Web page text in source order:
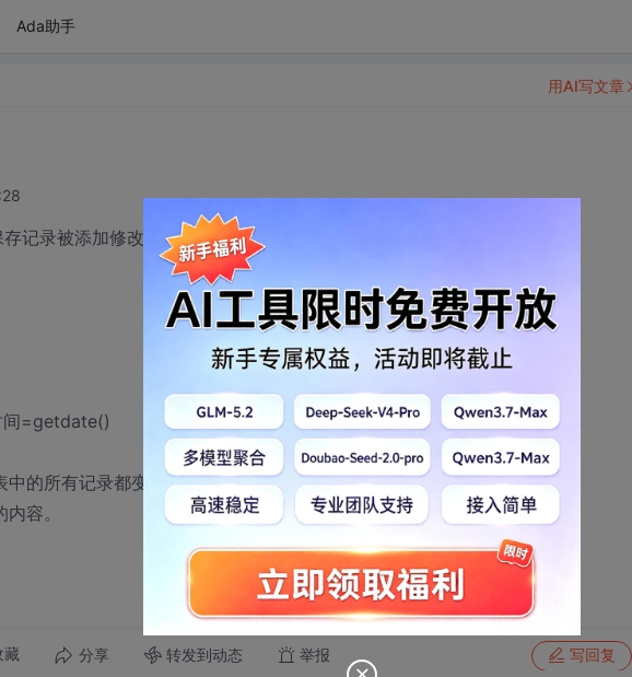
Ada助手
记录被添加修改的时间的；我写了一个触发器
间=getdate()
中的所有记录都变了；
容。
藏 分享 转发到动态 举报 写回复
用AI写文章